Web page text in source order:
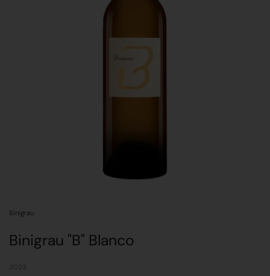
Binigrau
Binigrau "B" Blanco
2023